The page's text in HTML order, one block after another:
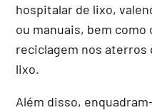
hospitalar de lixo,
ou manuais, bem como
reciclagem nos aterros
lixo.
Além disso,